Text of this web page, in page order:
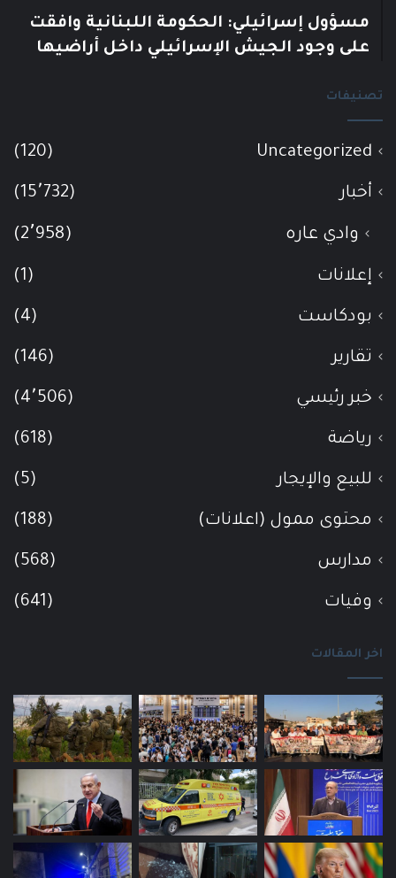
مسؤول إسرائيلي: الحكومة اللبنانية وافقت
على وجود الجيش الإسرائيلي داخل أراضيها
تصنيفات
Uncategorized
(120)
أخبار (15٬732)
وادي عاره (2٬958)
إعلانات (1)
بودكاست (4)
تقارير (146)
خبر رئيسي (4٬506)
رياضة (618)
للبيع والإيجار (5)
محتوى ممول (اعلانات) (188)
مدارس (568)
وفيات (641)
اخر المقالات